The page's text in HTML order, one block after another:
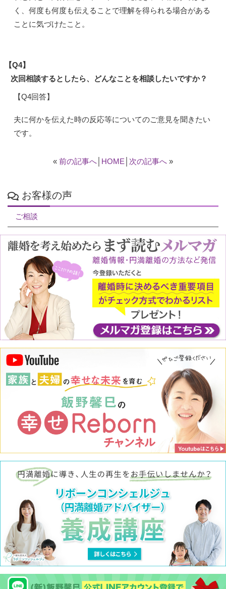
く、何度も何度も伝えることで理解を得られる場合がある
ことに気づけたこと。
【Q4】
次回相談するとしたら、どんなことを相談したいですか？
【Q4回答】
夫に何かを伝えた時の反応等についてのご意見を聞きたい
です。
« 前の記事へ HOME 次の記事へ »
お客様の声
ご相談